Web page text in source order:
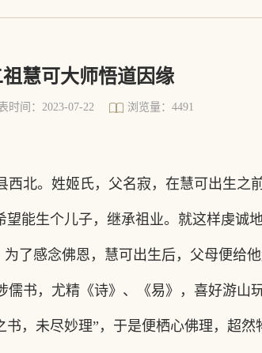
祖慧可大师悟道因缘
时间：2023-07-22 浏览量：4491
西北。姓姬氏，父名寂 ，在慧可出生之
能生个儿子，继承祖业。就这样虔诚
了感念佛恩，慧可出生后，父母便给他
书，尤精《诗》、《易》，喜好游山玩
书，未尽妙理”，于是便栖心佛理，超